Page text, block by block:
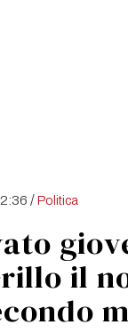
/Politica
il